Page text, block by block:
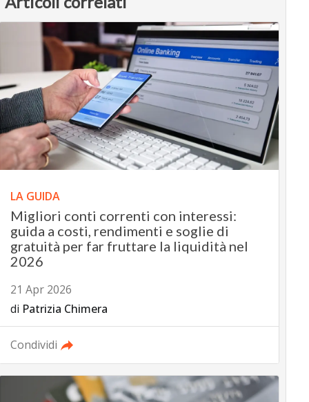
LA GUIDA
Migliori conti correnti con interessi:
guida a costi, rendimenti e soglie di
gratuità per far fruttare la liquidità nel
2026
21 Apr 2026
di Patrizia Chimera
Condividi